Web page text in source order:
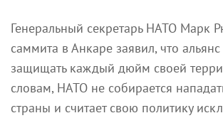
Генеральный секретарь НАТО Марк
саммита в Анкаре заявил, что
защищать каждый дюйм своей
словам, НАТО не собирается
страны и считает свою политику